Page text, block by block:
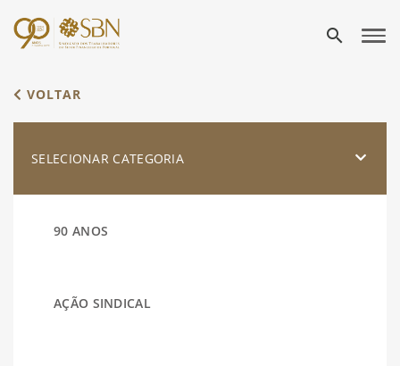
search
VOLTAR
SELECIONAR CATEGORIA
90 ANOS
AÇÃO SINDICAL